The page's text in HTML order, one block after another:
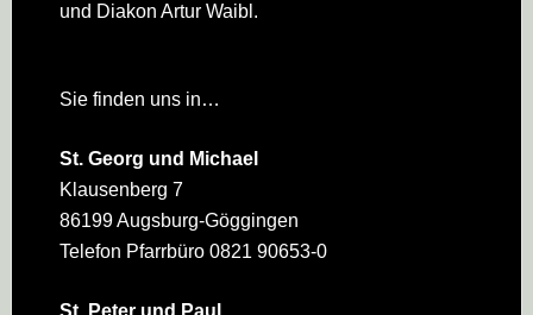
und Diakon Artur Waibl.
Sie finden uns in…
St. Georg und Michael
Klausenberg 7
86199 Augsburg-Göggingen
Telefon Pfarrbüro 0821 90653-0
St. Peter und Paul